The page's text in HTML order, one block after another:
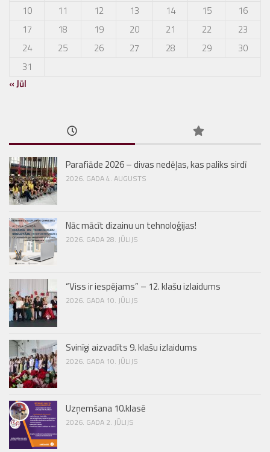
10
11 12 13 14 15
16
17
18 19 20 21 22
23
24
25 26 27 28 29
30
31
« Jūl
Parafiāde 2026 – divas nedēļas, kas paliks sirdī
2026. GADA 4. AUGUSTS
Nāc mācīt dizainu un tehnoloģijas!
2026. GADA 28. JŪLIJS
“Viss ir iespējams” – 12. klašu izlaidums
2026. GADA 10. JŪLIJS
Svinīgi aizvadīts 9. klašu izlaidums
2026. GADA 10. JŪLIJS
Uzņemšana 10.klasē
2026. GADA 2. JŪLIJS